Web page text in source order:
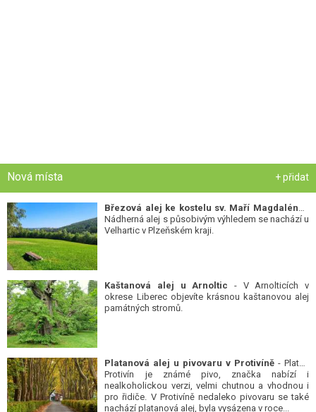
Nová místa + přidat
Nádherná alej s působivým výhledem se nachází u
Velhartic v Plzeňském kraji.
Kaštanová alej u Arnoltic - V Arnolticích v
okrese Liberec objevíte krásnou kaštanovou alej
památných stromů.
Platanová alej u pivovaru v Protivíně - Platan
Protivín je známé pivo, značka nabízí i
nealkoholickou verzi, velmi chutnou a vhodnou i
pro řidiče. V Protivíně nedaleko pivovaru se také
nachází platanová alej, byla vysázena v roce...